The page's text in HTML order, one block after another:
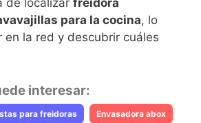
de localizar freidora
para la cocina, lo
en la red y descubrir cuáles
interesar:
para freidoras Envasadora abox